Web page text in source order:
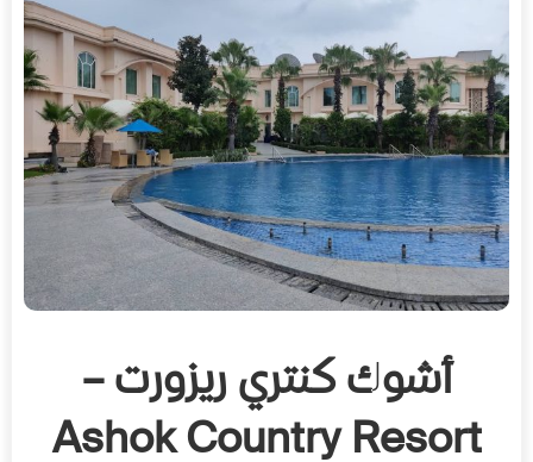
أشوك كنتري ريزورت –
Ashok Country Resort